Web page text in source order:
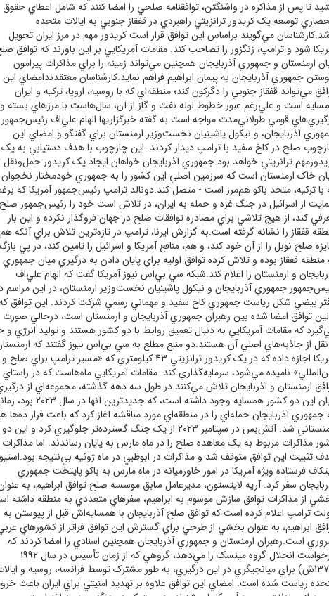
تا پس از مذاکره در واشنگتن، توافقنامه صلحي را امضا کنند که شامل اعطاي حقوق
توسعه يک کريدور ترانزيتي راهبردي در قفقاز جنوبي به ايالات متحده
مي‌گويند براساس اين توافق قرار است کريدور مهم در مرز ايران تحويل
شود و ترامپ، زنگزور را تصاحب ‌کند. مقامات آمريکايي بر اين باورند که توافق
ارمنستان و جمهوري آذربايجان همچنين مي‌تواند زمينه را براي مذاکرات پيرامون
جمهوري آذربايجان به پيمان ابراهيم فراهم نمايد.کارشناسان معتقدندامضاي اين
مي‌تواند قفقاز جنوبي را دگرکون کند؛ منطقه‌اي که با روسيه، اروپا، ترکيه و ايران
است و علي‌رغم عبور خطوط لوله نفت و گاز از آن، سال‌هاست با مرزهاي بسته و
قومي طولاني‌مدت مواجه است.به گفته خبرگزاريها الهام علي‌اف رئيس‌جمهور
آذربايجان، و نيکول پاشينيان نخست‌وزير ارمنستان براي گفتگو و امضاي اين
صلح در کاخ سفيد با ترامپ ديدار کردند. اين چارچوب با هدف دستيابي به يک
ترانزيتي خواهد بود.جمهوري آذربايجان خواهان ايجاد يک کريدور حمل‌ونقل
خاک ارمنستان است که سرزمين اصلي اين کشور را به جمهوري خودمختار
با ترکيه، متحد باکو هم‌مرز است - متصل کند.دونالد ترامپ رئيس‌جمهور آمريکا که
از اسرائيل در جنگ غزه و حمله به ايران، در تلاش است خود را رئيس‌جمهور صلح
کند، از هيچ تلاشي براي مصادره توافقات صلح در جهان فروگذار نکرده و اين بار
قفقاز را نشانه گرفته است.به گزارش ايرنا، ترامپ در تازه‌ترين تلاش براي آنکه هم
صلح نوبل را از آن خود کند، و هم، منافع آمريکا و اسرائيل را تامين کند، در پي
منطقه قفقاز بوده و تلاش کرده توافق اوليه براي پايان دادن به درگيري ميان جمهوري
و ارمنستان را اعلام کند.شبکه سي بي‌اس نيوز آمريکا گفت که الهام علي‌اف
جمهوري آذربايجان و نيکول پاشينيان نخست‌وزير ارمنستان، در اين مراسم
بيضي شکل رياست جمهوري کاخ سفيد و مهماني رسمي شرکت کردند. اين توافق
توافق امضا شده بين رهبران جمهوري آذربايجان و ارمنستان است، درحالي صورت
که مقامات آمريکايي به دنبال تعميق روابط با دو کشور هستند و توليد انرژي
از جاذبه‌هاي اصلي آن هستند.دو منبع مطلع به سي بي‌اس نيوز گفتند که
آمريکا اجازه داده که در يک کريدور ترانزيتي 43 کيلومتري که «مسير ترامپ براي
ناميده مي‌شود، سرمايه‌گذاري کند. مقامات آمريکايي ماه‌هاست که در راستاي
ارمنستان و آذربايجان تلاش مي‌کنند.در طول سه دهه گذشته، مجموعه‌اي از
ميان اين دو کشور همسايه وجود داشته است، که جديدترين آنها در
جمهوري آذربايجان حمله‌اي را در منطقه‌اي مورد مناقشه آغاز کرد که باعث فرار ده‌ها
ارمنستاني شد. آتش‌بس در سپتامبر 2023 از يک جنگ گسترده‌تر جلوگيري کرد و اين دو
مذاکرات مربوط به يک معاهده صلح را در ماه مارس به پايان رساندند. اما مذاکرات
تثبيت اين توافق متوقف شد و مذاکرات در ابوظبي در ماه ژوئيه بي‌نتيجه بود.استيو
فرستاده ويژه آمريکا در امور خاورميانه در ماه مارس به باکو پايتخت جمهوري
سفر کرد. آريه لايتستون، مديرعامل سابق موسسه صلح توافق ابراهيم، به
از مذاکرات توافق سازش موسوم به ابراهيم، سفرهاي متعددي به منطقه داشته
ترامپ اعلام کرده است که توافق صلح آذربايجان با همسايه‌اش قبل از پيوستن به
ابراهيم، به عنوان بخشي از طرحي براي گسترش اين توافق فراتر از کشورهاي
است.رهبران ارمنستان و جمهوري آذربايجان همچنين اسنادي را امضا کردند که
درخواست انحلال گروه مينسک را مي‌دهد، گروهي که از زمان تأسيس در سال 1992
(1371ش) براي ميانجيگري در اين درگيري، به طور مشترک توسط فرانسه، روسيه و
رياست شده است. امضاي اين توافق علاوه بر تهديد امنيتي براي ايران باعث